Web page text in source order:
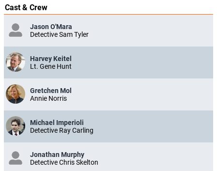
Cast & Crew
Jason O'Mara
Detective Sam Tyler
Harvey Keitel
Lt. Gene Hunt
Gretchen Mol
Annie Norris
Michael Imperioli
Detective Ray Carling
Jonathan Murphy
Detective Chris Skelton